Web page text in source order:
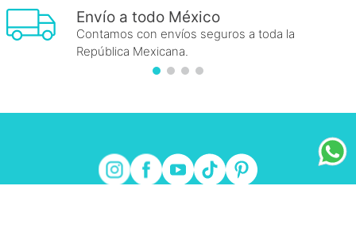
Envío a todo México
Contamos con envíos seguros a toda la
República Mexicana.